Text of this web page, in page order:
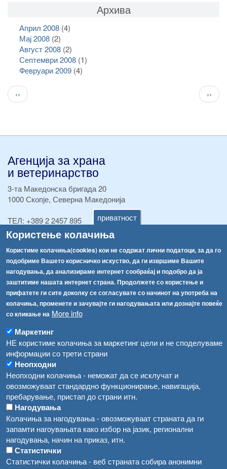
приватност
Користење колачиња
Користиме колачиња(cookies) кои не содржат лични податоци, за да го
подобриме Вашето корисничко искуство, да ги извршиме Вашите
нагодувања, да анализираме интернет сообраќај и подобро да ја
заштитиме нашата интернет страна. Продолжете со користење и
прифатете ги сите доколку се согласувате со начинот на употреба на
колачиња, променете и зачувајте ги нагодувањата или дознајте повеќе
со кликање на More info
Маркетинг
НЕ користиме колачиња за маркетинг цели и не споделуваме
информации со трети страни
Неопходни
Неопходни колачиња - неможат да се исклучат и
овозможуваат стандардно функционирање, навигација,
пребарување, пристап до страни итн.
Нагодувања
Колачиња за нагодувања - овозможуваат страната да ги
запамти нагоувањата како избор на јазик, регионални
нагодувања, начин на приказ, итн.
Статистички
Статистички колачиња - веб страната собира анонимни
Архива
Април 2008(4)
Мај 2008(2)
Август 2008(2)
Септември 2008(1)
Февруари 2009(4)
Pagination
Previous
page
‹‹ ››
Агенција за храна
и ветеринарство
3-та Македонска бригада 20
1000 Скопје, Северна Македонија
ТЕЛ: +389 2 2457 895
ТЕЛ:+389 2 2457 873
Факс:+389 2 2457 893
Факс:+389 2 2457 871
info@fva.gov.mk
[АХВ-претходна страна]
Соопштенија
Република Бугарија ги засили официјалните контроли при увоз на свежо овошје и зеленчук
Високите температури ризик од труење со храна, опасни се и за животните
Водата во Гостивар може да се користи како техничка, продолжува испораката на флаширана вода
Во Гостивар спроведени 70 вонредни контроли
Забраната за водата во Гостивар останува на сила, операторите да користат само технички безбедна вода
Навигација
Архива
Обрасци
Огласи